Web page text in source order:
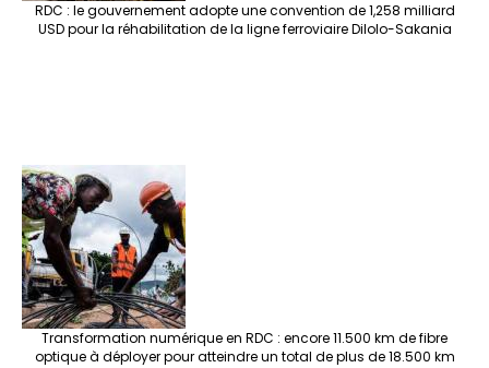
RDC : le gouvernement adopte une convention de 1,258 milliard
USD pour la réhabilitation de la ligne ferroviaire Dilolo-Sakania
Transformation numérique en RDC : encore 11.500 km de fibre
optique à déployer pour atteindre un total de plus de 18.500 km